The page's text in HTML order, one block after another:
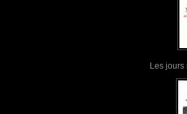
Les jours